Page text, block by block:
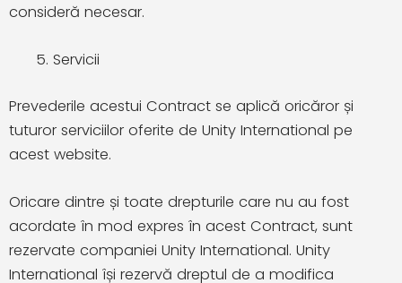
consideră necesar.
Servicii
Prevederile acestui Contract se aplică oricăror și
tuturor serviciilor oferite de Unity International pe
acest website.
Oricare dintre și toate drepturile care nu au fost
acordate în mod expres în acest Contract, sunt
rezervate companiei Unity International. Unity
International își rezervă dreptul de a modifica